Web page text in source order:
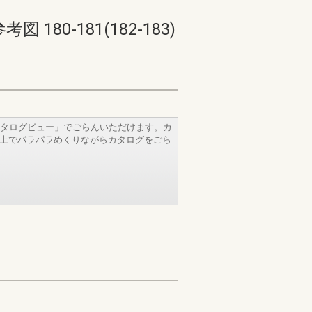
図 180-181(182-183)
ログビュー」でごらんいただけます。カ
でパラパラめくりながらカタログをごら